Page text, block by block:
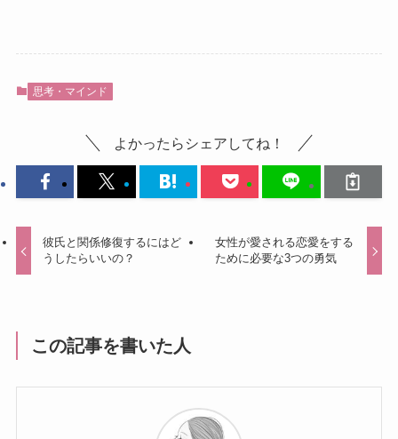
思考・マインド
よかったらシェアしてね！
彼氏と関係修復するにはど
うしたらいいの？
女性が愛される恋愛をする
ために必要な3つの勇気
この記事を書いた人